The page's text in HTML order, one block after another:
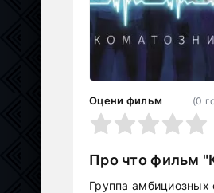
Оцени фильм
5
(0
Про что фильм
Группа